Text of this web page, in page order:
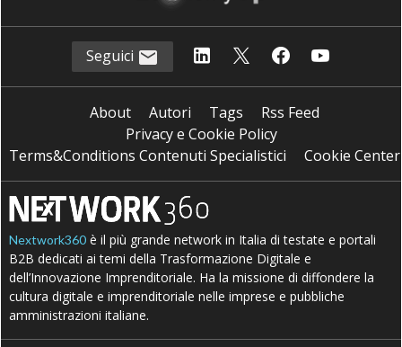
Seguici
About Autori Tags
Rss Feed
Privacy e Cookie Policy
Terms&Conditions Contenuti Specialistici
Cookie Center
Nextwork360 è il più grande network in Italia di testate e portali
B2B dedicati ai temi della Trasformazione Digitale e
dell’Innovazione Imprenditoriale. Ha la missione di diffondere la
cultura digitale e imprenditoriale nelle imprese e pubbliche
amministrazioni italiane.